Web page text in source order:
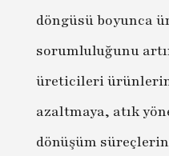
döngüsü boyunca
sorumluluğunu
üreticileri
azaltmaya, atık
dönüşüm